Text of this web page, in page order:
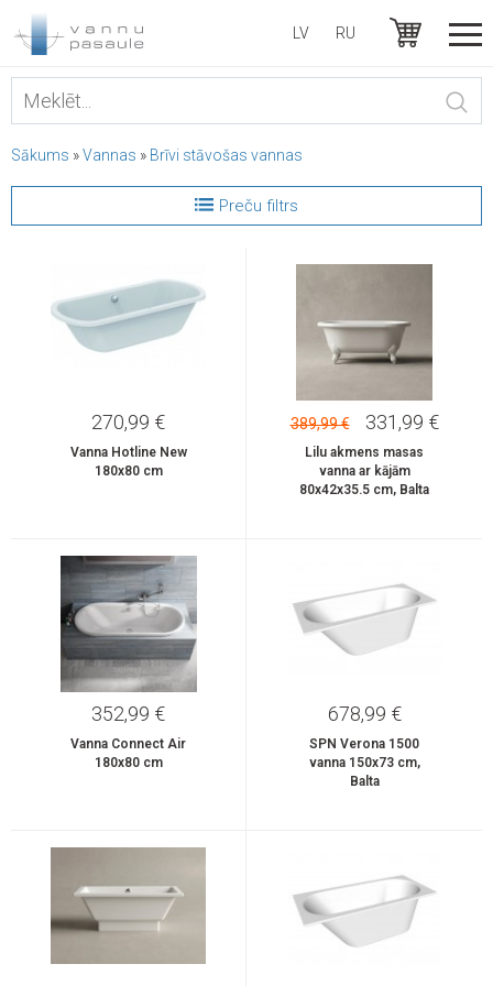
LV RU
Sākums »Vannas » Brīvi stāvošas vannas
Preču filtrs
270,99 €
Vanna Hotline New
180x80 cm
389,99 € 331,99 €
Lilu akmens masas
vanna ar kājām
80x42x35.5 cm, Balta
352,99 €
Vanna Connect Air
180x80 cm
678,99 €
SPN Verona 1500
vanna 150x73 cm,
Balta